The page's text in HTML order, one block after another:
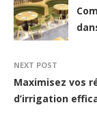
NEXT POST
Maximisez vos
d’irrigation